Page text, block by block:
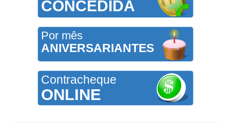
CONCEDIDA
Por mês
ANIVERSARIANTES
Contracheque
ONLINE